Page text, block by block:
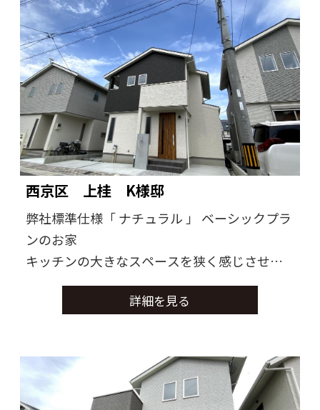
西京区 上桂 K様邸
弊社標準仕様「 ナチュラル 」 ベーシックプラ
ンのお家
キッチンの大きなスペースを狭く感じさせな
い工夫された間取りが特徴のお家
詳細を見る